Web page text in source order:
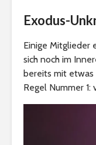
Exodus-
Einige Mitglieder
sich noch im
bereits mit
Regel Nummer